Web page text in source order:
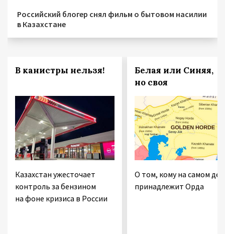
Российский блогер снял фильм о бытовом насилии
в Казахстане
В канистры нельзя!
Казахстан ужесточает
контроль за бензином
на фоне кризиса в России
Белая или Синяя,
но своя
О том, кому на самом
принадлежит Орда